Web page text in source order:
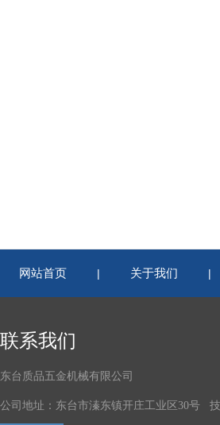
网站首页 | 关于我们 |
联系我们
东台质品五金机械有限公司
公司地址：东台市溱东镇开庄工业区30号 技